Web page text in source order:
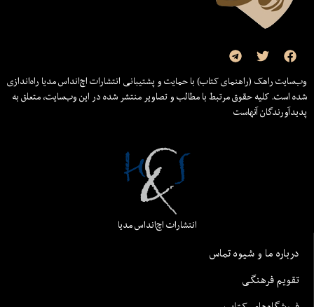
وب‌سایت راهک (راهنمای کتاب) با حمایت و پشتیبانی انتشارات اچ‌اند‌اس مدیا راه‌اندازی
شده است. کلیه حقوق مرتبط با مطالب و تصاویر منتشر شده در این وب‌سایت، متعلق به
پدیدآورندگان آنهاست
انتشارات اچ‌اند‌اس مدیا
درباره ما و شیوه تماس
تقویم فرهنگی